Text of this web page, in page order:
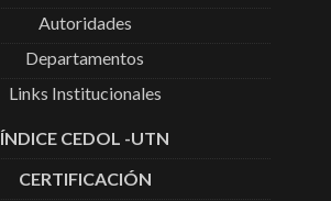
Autoridades
Departamentos
Links Institucionales
ÍNDICE CEDOL -UTN
CERTIFICACIÓN